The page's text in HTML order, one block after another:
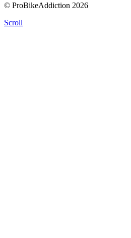
© ProBikeAddiction 2026
Scroll